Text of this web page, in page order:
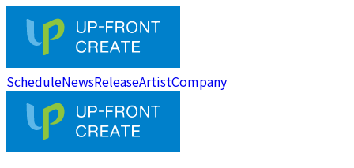
ScheduleNewsReleaseArtistCompany